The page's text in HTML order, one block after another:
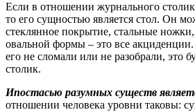
Если в отношении журнального
то его сущностью является стол. Он
стеклянное покрытие, стальные
овальной формы – это все
его не сломали или не разобрали, это
столик.
Ипостасью разумных существ
отношении человека уровни таковы: